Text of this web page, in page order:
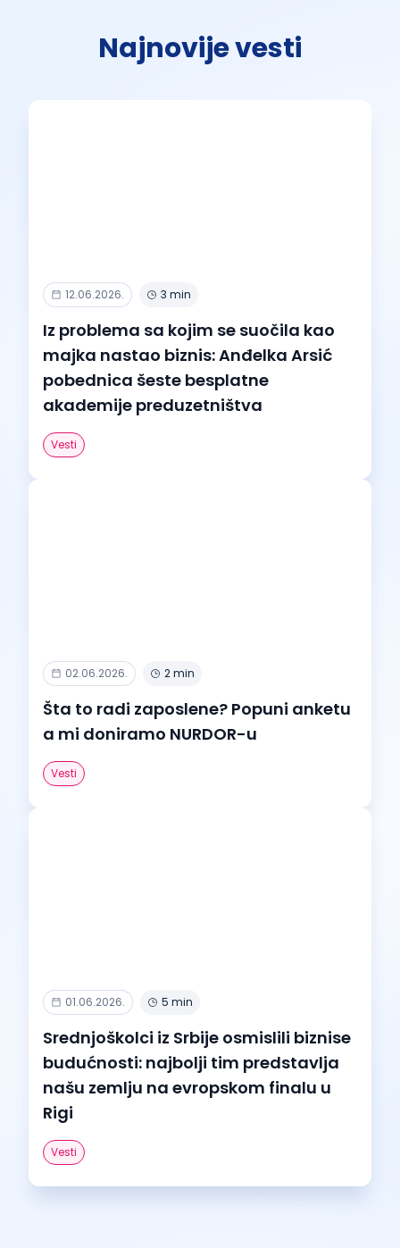
Najnovije vesti
12.06.2026. 3 min
Iz problema sa kojim se suočila kao
majka nastao biznis: Anđelka Arsić
pobednica šeste besplatne
akademije preduzetništva
Vesti
02.06.2026. 2 min
Šta to radi zaposlene? Popuni anketu
a mi doniramo NURDOR-u
Vesti
01.06.2026. 5 min
Srednjoškolci iz Srbije osmislili biznise
budućnosti: najbolji tim predstavlja
našu zemlju na evropskom finalu u
Rigi
Vesti